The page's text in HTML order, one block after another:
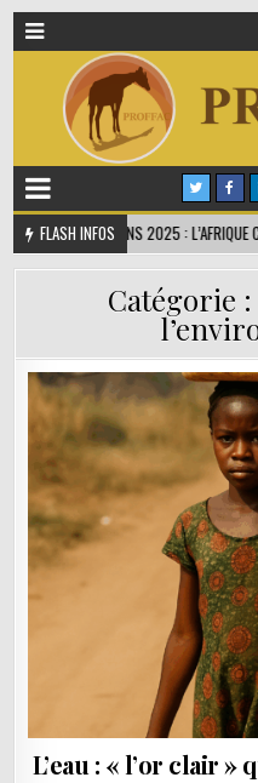
FLASH INFOS
DES OCÉANS 2025 : L’AFRIQUE
Catégorie :
L’eau : « l’or clair